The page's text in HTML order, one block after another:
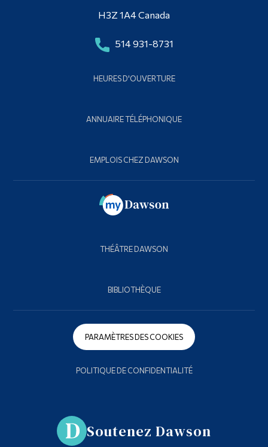
H3Z 1A4 Canada
514 931-8731
HEURES D'OUVERTURE
ANNUAIRE TÉLÉPHONIQUE
EMPLOIS CHEZ DAWSON
THÉÂTRE DAWSON
BIBLIOTHÈQUE
PARAMÈTRES DES COOKIES
POLITIQUE DE CONFIDENTIALITÉ
Soutenez Dawson